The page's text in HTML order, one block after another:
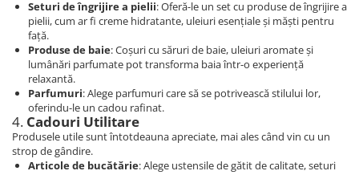
Seturi de îngrijire a pielii: Oferă-le un set cu produse de îngrijire a
pielii, cum ar fi creme hidratante, uleiuri esențiale și măști pentru
față.
Produse de baie: Coșuri cu săruri de baie, uleiuri aromate și
lumânări parfumate pot transforma baia într-o experiență
relaxantă.
Parfumuri: Alege parfumuri care să se potrivească stilului lor,
oferindu-le un cadou rafinat.
4. Cadouri Utilitare
Produsele utile sunt întotdeauna apreciate, mai ales când vin cu un
strop de gândire.
Articole de bucătărie: Alege ustensile de gătit de calitate, seturi